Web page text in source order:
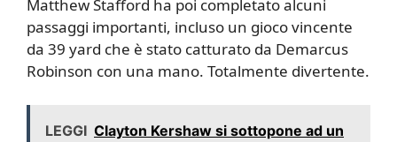
Matthew Stafford ha poi completato alcuni
passaggi importanti, incluso un gioco vincente
da 39 yard che è stato catturato da Demarcus
Robinson con una mano. Totalmente divertente.
LEGGI Clayton Kershaw si sottopone ad un